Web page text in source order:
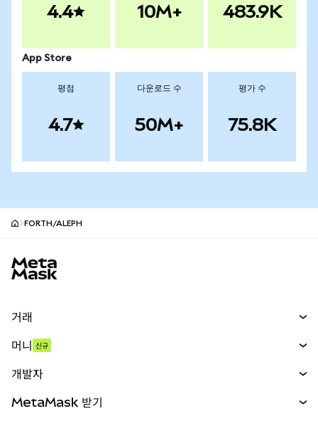
4.4 10M+ 483.9K
App Store
평점
4.7
다운로드 수
50M+
평가 수
75.8K
FORTH/ALEPH
거래
무기한 선물
실물자산
머니 신규
개발자
MetaMask 받기